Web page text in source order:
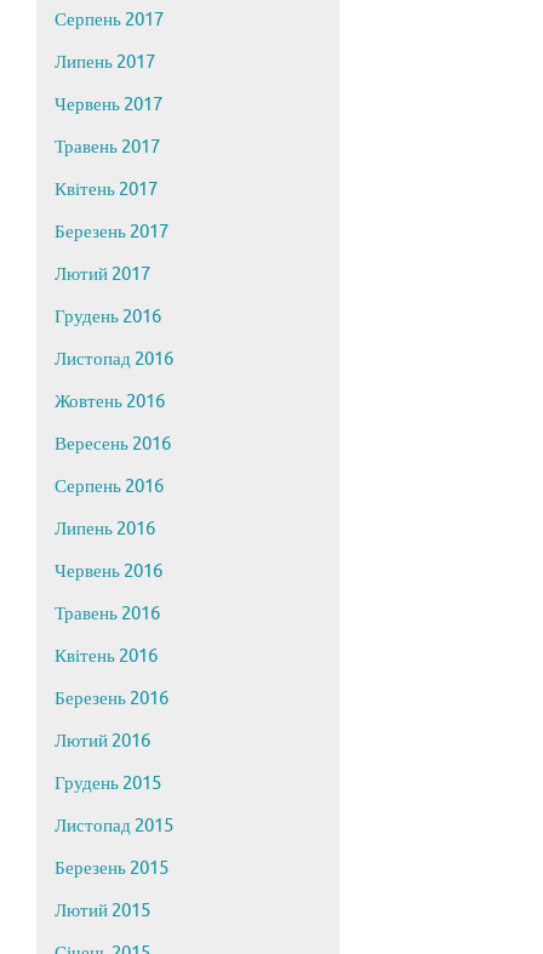
Серпень 2017
Липень 2017
Червень 2017
Травень 2017
Квітень 2017
Березень 2017
Лютий 2017
Грудень 2016
Листопад 2016
Жовтень 2016
Вересень 2016
Серпень 2016
Липень 2016
Червень 2016
Травень 2016
Квітень 2016
Березень 2016
Лютий 2016
Грудень 2015
Листопад 2015
Березень 2015
Лютий 2015